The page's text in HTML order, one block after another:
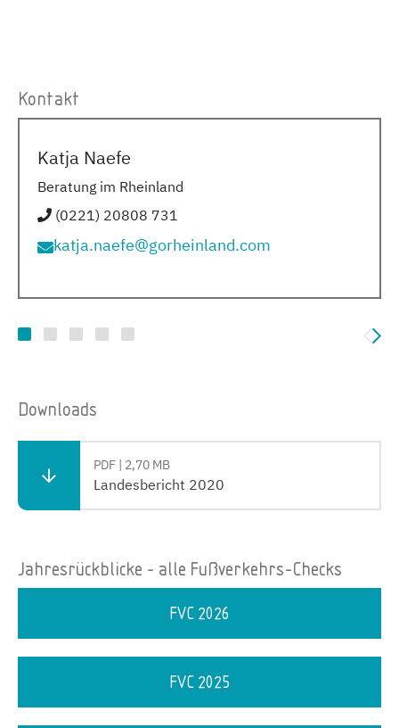
Kontakt
Katja Naefe
Beratung im Rheinland
(0221) 20808 731
katja.naefe@gorheinland.com
Downloads
PDF | 2,70 MB
Landesbericht 2020
Jahresrückblicke - alle Fußverkehrs-Checks
FVC 2026
FVC 2025